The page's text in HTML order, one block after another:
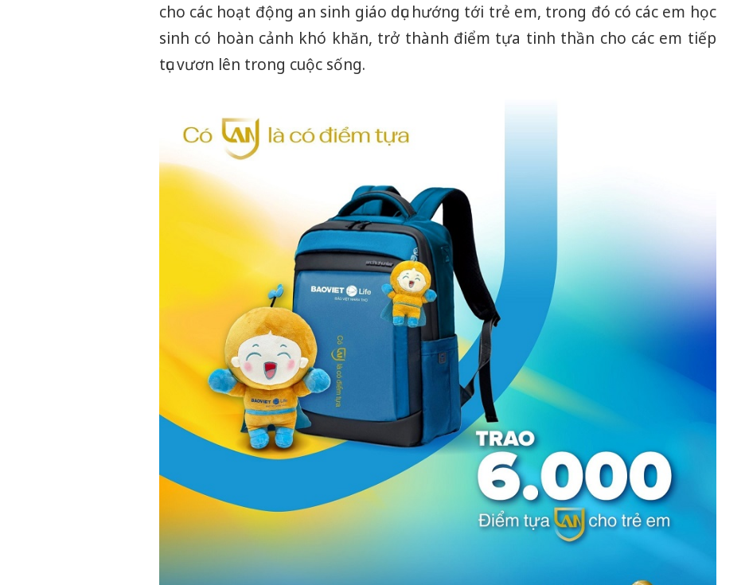
cho các hoạt động an sinh giáo dục hướng tới trẻ em, trong đó có các em học
sinh có hoàn cảnh khó khăn, trở thành điểm tựa tinh thần cho các em tiếp
tục vươn lên trong cuộc sống.